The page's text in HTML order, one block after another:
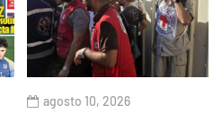
agosto 10, 2026